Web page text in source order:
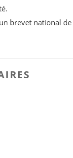
brevet national de